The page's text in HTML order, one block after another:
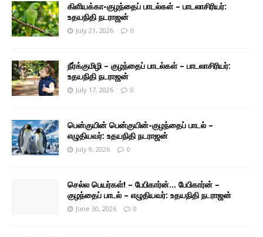
கிளியக்கா-குழந்தைப் பாடல்கள் – பாடலாசிரியர்:
உதயநிதி நடராஜன்
July 21, 2026 0
நீர்க்குமிழி – குழந்தைப் பாடல்கள் – பாடலாசிரியர்:
உதயநிதி நடராஜன்
July 17, 2026 0
பென்குயின் பென்குயின்-குழந்தைப் பாடல் –
எழுதியவர்: உதயநிதி நடராஜன்
July 9, 2026 0
செல்ல பெயர்கள்! – பேபிகார்ன்… பேபிகார்ன் –
குழந்தைப் பாடல் – எழுதியவர்: உதயநிதி நடராஜன்
June 30, 2026 0